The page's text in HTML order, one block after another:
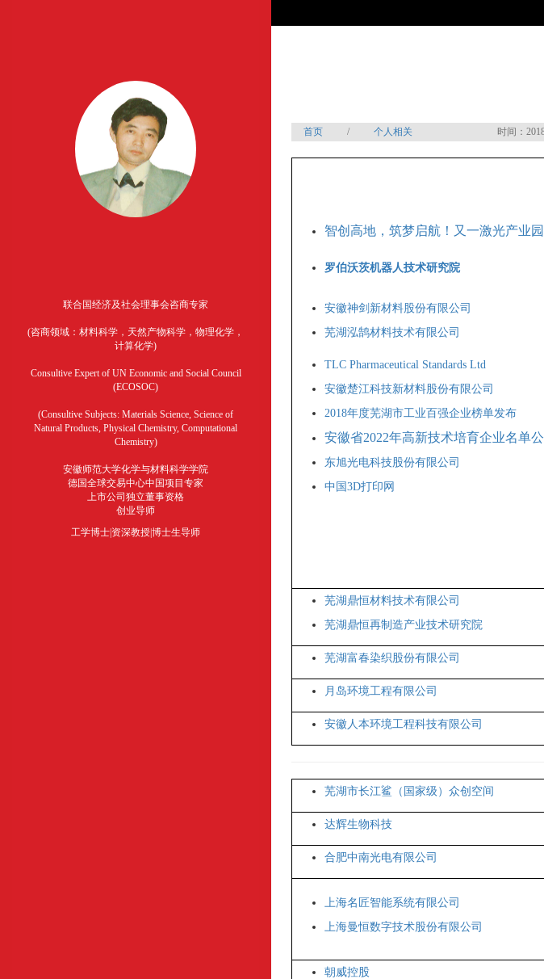
联合国经济及社会理事会咨商专家
(咨商领域：材料科学，天然产物科学，物理化学，
计算化学)
Consultive Expert of UN Economic and Social Council
(ECOSOC)
(Consultive Subjects: Materials Science, Science of
Natural Products, Physical Chemistry, Computational
Chemistry)
安徽师范大学化学与材料科学学院
德国全球交易中心中国项目专家
上市公司独立董事资格
创业导师
工学博士|资深教授|博士生导师
首页 / 个人相关 时间：
智创高地，筑梦启航！又一激光产业
罗伯沃茨机器人技术研究院
安徽神剑新材料股份有限公司
芜湖泓鹄材料技术有限公司
TLC Pharmaceutical Standards Ltd
安徽楚江科技新材料股份有限公司
2018年度芜湖市工业百强企业榜单发布
安徽省2022年高新技术培育企业名单
东旭光电科技股份有限公司
中国3D打印网
芜湖鼎恒材料技术有限公司
芜湖鼎恒再制造产业技术研究院
芜湖富春染织股份有限公司
月岛环境工程有限公司
安徽人本环境工程科技有限公司
芜湖市长江鲨（国家级）众创空间
达辉生物科技
合肥中南光电有限公司
上海名匠智能系统有限公司
上海曼恒数字技术股份有限公司
朝威控股